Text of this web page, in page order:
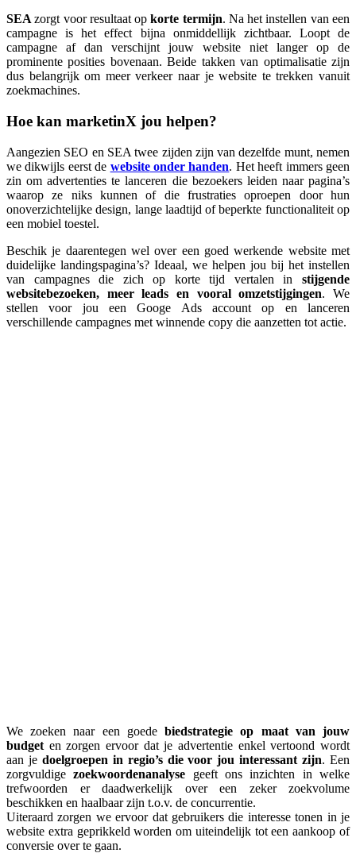
SEAzorgt voor resultaat opkorte termijn. Na het instellen van een
campagne is het effect bijna onmiddellijk zichtbaar. Loopt de
campagne af dan verschijnt jouw website niet langer op de
prominente posities bovenaan. Beide takken van optimalisatie zijn
dus belangrijk om meer verkeer naar je website te trekken vanuit
zoekmachines.
Hoe kan marketinX jou helpen?
Aangezien SEO en SEA twee zijden zijn van dezelfde munt, nemen
we dikwijls eerst de website onder handen. Het heeft immers geen
zin om advertenties te lanceren die bezoekers leiden naar pagina’s
waarop ze niks kunnen of die frustraties oproepen door hun
onoverzichtelijke design, lange laadtijd of beperkte functionaliteit op
een mobiel toestel.
Beschik je daarentegen wel over een goed werkende website met
duidelijke landingspagina’s? Ideaal, we helpen jou bij het instellen
van campagnes die zich op korte tijd vertalen in stijgende
websitebezoeken, meer leads en vooral omzetstijgingen. We
stellen voor jou een Googe Ads account op en lanceren
verschillende campagnes met winnende copy die aanzetten tot actie.
We zoeken naar een goedebiedstrategie op maat van jouw
budget en zorgen ervoor dat je advertentie enkel vertoond wordt
aan je doelgroepen in regio’s die voor jou interessant zijn. Een
zorgvuldigezoekwoordenanalyse geeft ons inzichten in welke
trefwoorden er daadwerkelijk over een zeker zoekvolume
beschikken en haalbaar zijn t.o.v. de concurrentie.
Uiteraard zorgen we ervoor dat gebruikers die interesse tonen in je
website extra geprikkeld worden om uiteindelijk tot een aankoop of
conversie over te gaan.